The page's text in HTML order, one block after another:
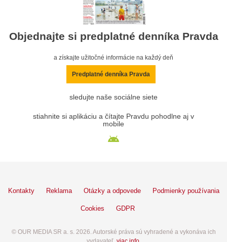
Objednajte si predplatné denníka Pravda
a získajte užitočné informácie na každý deň
Predplatné denníka Pravda
sledujte naše sociálne siete
stiahnite si aplikáciu a čítajte Pravdu pohodlne aj v
mobile
Kontakty Reklama Otázky a odpovede Podmienky používania
Cookies GDPR
© OUR MEDIA SR a. s. 2026. Autorské práva sú vyhradené a vykonáva ich